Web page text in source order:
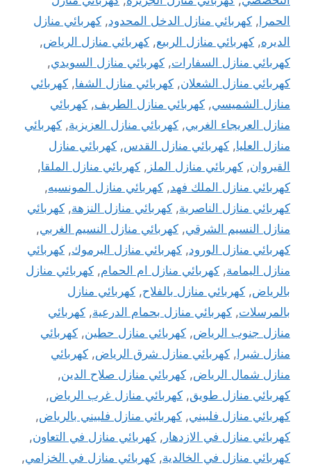
الحمرا , كهربائي منازل الدخل المحدود, كهربائي منازل
الديره, كهربائي منازل الربيع, كهربائي منازل الرياض,
كهربائي منازل السفارات, كهربائي منازل السويدي,
كهربائي منازل الشعلان, كهربائي منازل الشفا, كهربائي
منازل الشميسي, كهربائي منازل الطريف, كهربائي
منازل العريجاء الغربي, كهربائي منازل العزيزية, كهربائي
منازل العليا, كهربائي منازل القدس, كهربائي منازل
القيروان, كهربائي منازل الملز , كهربائي منازل الملقا,
كهربائي منازل الملك فهد, كهربائي منازل المونسيه,
كهربائي منازل الناصرية, كهربائي منازل النزهة, كهربائي
منازل النسيم الشرقي, كهربائي منازل النسيم الغربي,
كهربائي منازل الورود, كهربائي منازل اليرموك, كهربائي
منازل اليمامة, كهربائي منازل ام الحمام, كهربائي منازل
بالرياض, كهربائي منازل بالفلاح, كهربائي منازل
بالمرسلات, كهربائي منازل بحمام الدرعية, كهربائي
منازل جنوب الرياض, كهربائي منازل حطين, كهربائي
منازل شبرا , كهربائي منازل شرق الرياض, كهربائي
منازل شمال الرياض, كهربائي منازل صلاح الدين,
كهربائي منازل طويق, كهربائي منازل غرب الرياض,
كهربائي منازل فلبيني, كهربائي منازل فلبيني بالرياض,
كهربائي منازل في الازدهار , كهربائي منازل في التعاون,
كهربائي منازل في الخالدية, كهربائي منازل في الخزامي,